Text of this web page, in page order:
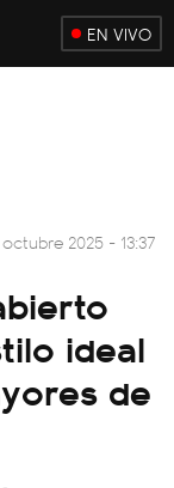
EN VIVO
2025 - 13:37
ideal
de